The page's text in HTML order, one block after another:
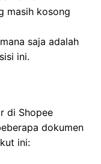
masih kosong
saja adalah
ini.
di Shopee
dokumen
ini: